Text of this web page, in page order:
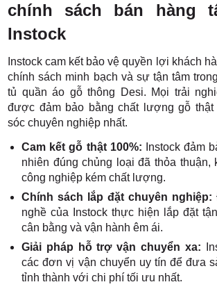
chính sách bán hàng
Instock
Instock cam kết bảo vệ quyền lợi khách
chính sách minh bạch và sự tận tâm
tủ quần áo gỗ thông Desi. Mọi trải
được đảm bảo bằng chất lượng gỗ thật
sóc chuyên nghiệp nhất.
Cam kết gỗ thật 100%: Instock đảm
nhiên đúng chủng loại đã thỏa thuận,
công nghiệp kém chất lượng.
Chính sách lắp đặt chuyên nghiệp:
nghề của Instock thực hiện lắp đặt
cân bằng và vận hành êm ái.
Giải pháp hỗ trợ vận chuyển xa:
các đơn vị vận chuyển uy tín để đưa
tỉnh thành với chi phí tối ưu nhất.